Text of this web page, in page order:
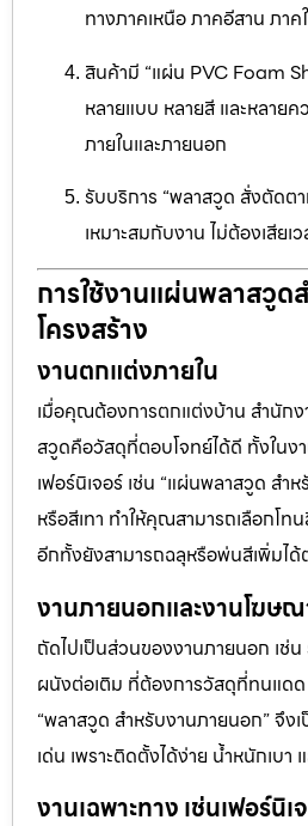
ทางภาคเหนือ ภาคอีสาน ภาค
สินค้ามี “แผ่น PVC Foam
หลายแบบ หลายสี และหลาย
ภายในและภายนอก
รับบริการ “พลาสวูด สั่งตัดต
เหมาะสมกับงาน ไม่ต้องเสียเ
การใช้งานแผ่นพลาสวูด
โครงสร้าง
งานตกแต่งภายใน
เมื่อคุณต้องการตกแต่งบ้าน สำนัก
สวูดคือวัสดุที่ตอบโจทย์ได้ดี ทั้งในง
เฟอร์นิเจอร์ เช่น “แผ่นพลาสวูด สำ
หรือสีเทา ทำให้คุณสามารถเลือกโท
อีกทั้งยังสามารถฉลุหรือพ่นสีเพิ่มไ
งานภายนอกและงานโฆษ
ถัดไปเป็นส่วนของงานภายนอก เช่น
ผนังต่อเติม ที่ต้องการวัสดุที่ทนแด
“พลาสวูด สำหรับงานภายนอก” จึง
เด่น เพราะติดตั้งได้ง่าย น้ำหนักเบา
งานเฉพาะทาง เช่นเฟอร์นิ